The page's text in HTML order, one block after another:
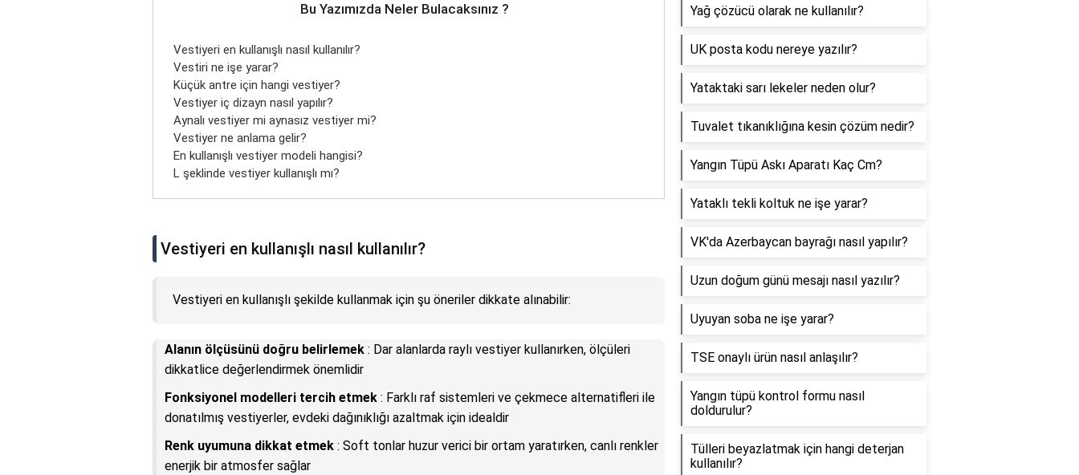
Bu Yazımızda Neler Bulacaksınız ?
Vestiyeri en kullanışlı nasıl kullanılır?
Vestiri ne işe yarar?
Küçük antre için hangi vestiyer?
Vestiyer iç dizayn nasıl yapılır?
Aynalı vestiyer mi aynasız vestiyer mi?
Vestiyer ne anlama gelir?
En kullanışlı vestiyer modeli hangisi?
L şeklinde vestiyer kullanışlı mı?
Vestiyeri en kullanışlı nasıl kullanılır?
Vestiyeri en kullanışlı şekilde kullanmak için şu öneriler dikkate alınabilir:
Alanın ölçüsünü doğru belirlemek : Dar alanlarda raylı vestiyer kullanırken, ölçüleri
dikkatlice değerlendirmek önemlidir
Fonksiyonel modelleri tercih etmek : Farklı raf sistemleri ve çekmece alternatifleri ile
donatılmış vestiyerler, evdeki dağınıklığı azaltmak için idealdir
Renk uyumuna dikkat etmek : Soft tonlar huzur verici bir ortam yaratırken, canlı renkler
enerjik bir atmosfer sağlar
Yağ çözücü olarak ne kullanılır?
UK posta kodu nereye yazılır?
Yataktaki sarı lekeler neden olur?
Tuvalet tıkanıklığına kesin çözüm nedir?
Yangın Tüpü Askı Aparatı Kaç Cm?
Yataklı tekli koltuk ne işe yarar?
VK'da Azerbaycan bayrağı nasıl yapılır?
Uzun doğum günü mesajı nasıl yazılır?
Uyuyan soba ne işe yarar?
TSE onaylı ürün nasıl anlaşılır?
Yangın tüpü kontrol formu nasıl
doldurulur?
Tülleri beyazlatmak için hangi deterjan
kullanılır?